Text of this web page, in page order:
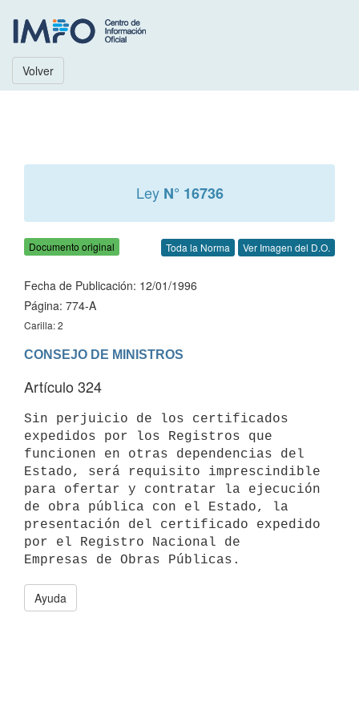
Volver
Ley N° 16736
Documento original Toda la Norma Ver Imagen del D.O.
Fecha de Publicación: 12/01/1996
Página: 774-A
Carilla: 2
Artículo 324
Sin perjuicio de los certificados
expedidos por los Registros que
funcionen en otras dependencias del
Estado, será requisito imprescindible
para ofertar y contratar la ejecución
de obra pública con el Estado, la
presentación del certificado expedido
por el Registro Nacional de
Ayuda